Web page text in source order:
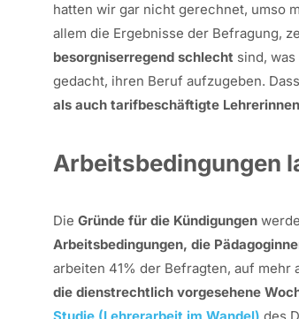
hatten wir gar nicht gerechnet, umso
allem die Ergebnisse der Befragung,
besorgniserregend schlecht sind,
gedacht, ihren Beruf aufzugeben.
als auch tarifbeschäftigte
Arbeitsbedingungen
Die Gründe für die Kündigungen
Arbeitsbedingungen, die
arbeiten 41% der Befragten, auf mehr
die dienstrechtlich vorgesehene